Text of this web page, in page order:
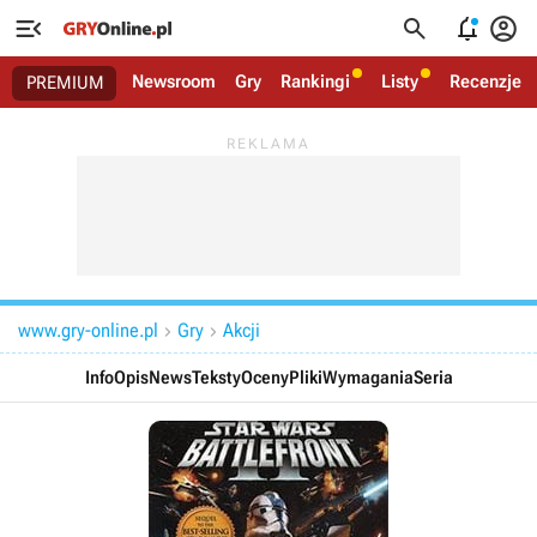
   
PREMIUM Newsroom Gry Rankingi Listy Recenzje
www.gry-online.pl  Gry  Akcji
InfoOpisNewsTekstyOcenyPlikiWymaganiaSeria